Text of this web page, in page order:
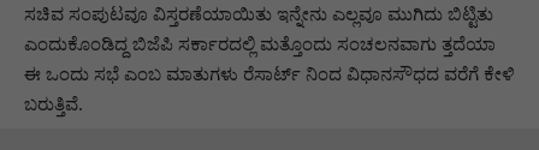
ಸಚಿವ ಸಂಪುಟವೂ ವಿಸ್ತರಣೆಯಾಯಿತು ಇನ್ನೇನು ಎಲ್ಲವೂ ಮುಗಿದು ಬಿಟ್ಟಿತು
ಎಂದುಕೊಂಡಿದ್ದ ಬಿಜೆಪಿ ಸರ್ಕಾರದಲ್ಲಿ ಮತ್ತೊಂದು ಸಂಚಲನವಾಗು ತ್ತದೆಯಾ
ಈ ಒಂದು ಸಭೆ ಎಂಬ ಮಾತುಗಳು ರೆಸಾರ್ಟ್ ನಿಂದ ವಿಧಾನಸೌಧದ ವರೆಗೆ ಕೇಳಿ
ಬರುತ್ತಿವೆ.